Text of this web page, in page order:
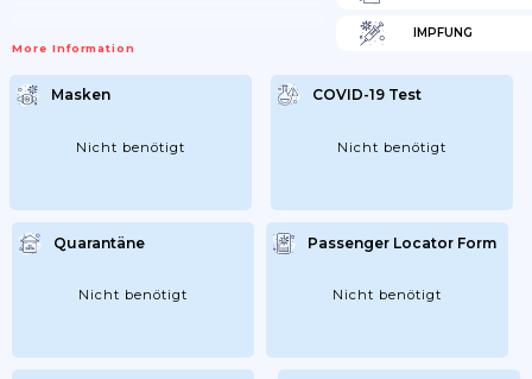
More Information
IMPFUNG
Masken
Nicht benötigt
COVID-19 Test
Nicht benötigt
Quarantäne
Nicht benötigt
Passenger Locator Form
Nicht benötigt